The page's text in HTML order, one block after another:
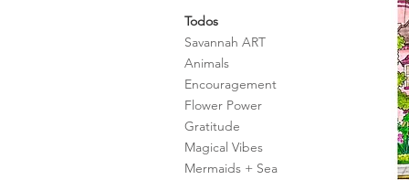
Todos
Savannah ART
Animals
Encouragement
Flower Power
Gratitude
Magical Vibes
Mermaids + Sea